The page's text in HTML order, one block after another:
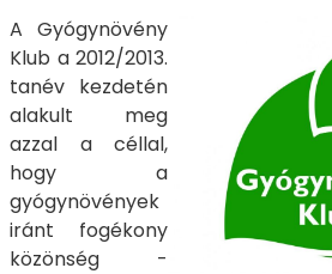
A Gyógynövény
Klub a 2012/2013.
tanév kezdetén
alakult meg
azzal a céllal,
hogy a
gyógynövények
iránt fogékony
közönség -